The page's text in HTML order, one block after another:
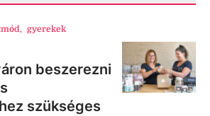
, gyerekek
beszerezni
szükséges